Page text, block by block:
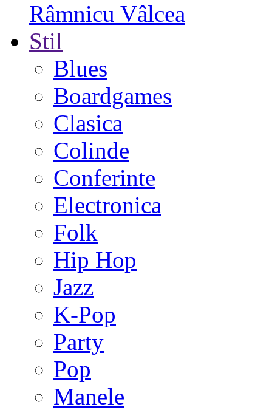
Râmnicu Vâlcea
Stil
Blues
Boardgames
Clasica
Colinde
Conferinte
Electronica
Folk
Hip Hop
Jazz
K-Pop
Party
Pop
Manele